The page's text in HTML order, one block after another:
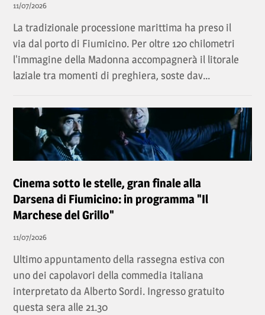
11/07/2026
La tradizionale processione marittima ha preso il
via dal porto di Fiumicino. Per oltre 120 chilometri
l'immagine della Madonna accompagnerà il litorale
laziale tra momenti di preghiera, soste dav...
Cinema sotto le stelle, gran finale alla
Darsena di Fiumicino: in programma "Il
Marchese del Grillo"
11/07/2026
Ultimo appuntamento della rassegna estiva con
uno dei capolavori della commedia italiana
interpretato da Alberto Sordi. Ingresso gratuito
questa sera alle 21.30